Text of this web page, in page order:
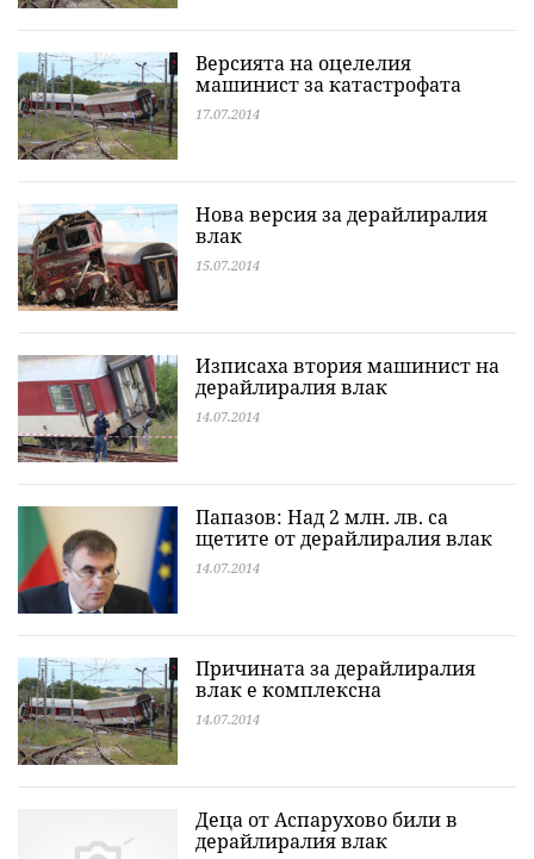
Версията на оцелелия
машинист за катастрофата
17.07.2014
Нова версия за дерайлиралия
влак
15.07.2014
Изписаха втория машинист на
дерайлиралия влак
14.07.2014
Папазов: Над 2 млн. лв. са
щетите от дерайлиралия влак
14.07.2014
Причината за дерайлиралия
влак е комплексна
14.07.2014
Деца от Аспарухово били в
дерайлиралия влак